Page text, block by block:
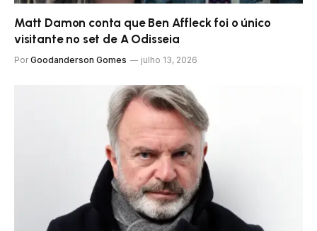
Matt Damon conta que Ben Affleck foi o único
visitante no set de A Odisseia
Por Goodanderson Gomes julho 13, 2026